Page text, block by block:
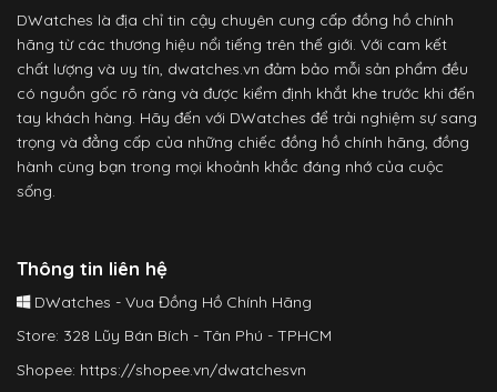
DWatches là địa chỉ tin cậy chuyên cung cấp đồng hồ chính
hãng từ các thương hiệu nổi tiếng trên thế giới. Với cam kết
chất lượng và uy tín, dwatches.vn đảm bảo mỗi sản phẩm đều
có nguồn gốc rõ ràng và được kiểm định khắt khe trước khi đến
tay khách hàng. Hãy đến với DWatches để trải nghiệm sự sang
trọng và đẳng cấp của những chiếc đồng hồ chính hãng, đồng
hành cùng bạn trong mọi khoảnh khắc đáng nhớ của cuộc
sống.
Thông tin liên hệ
DWatches - Vua Đồng Hồ Chính Hãng
Store: 328 Lũy Bán Bích - Tân Phú - TPHCM
Shopee: https://shopee.vn/dwatchesvn